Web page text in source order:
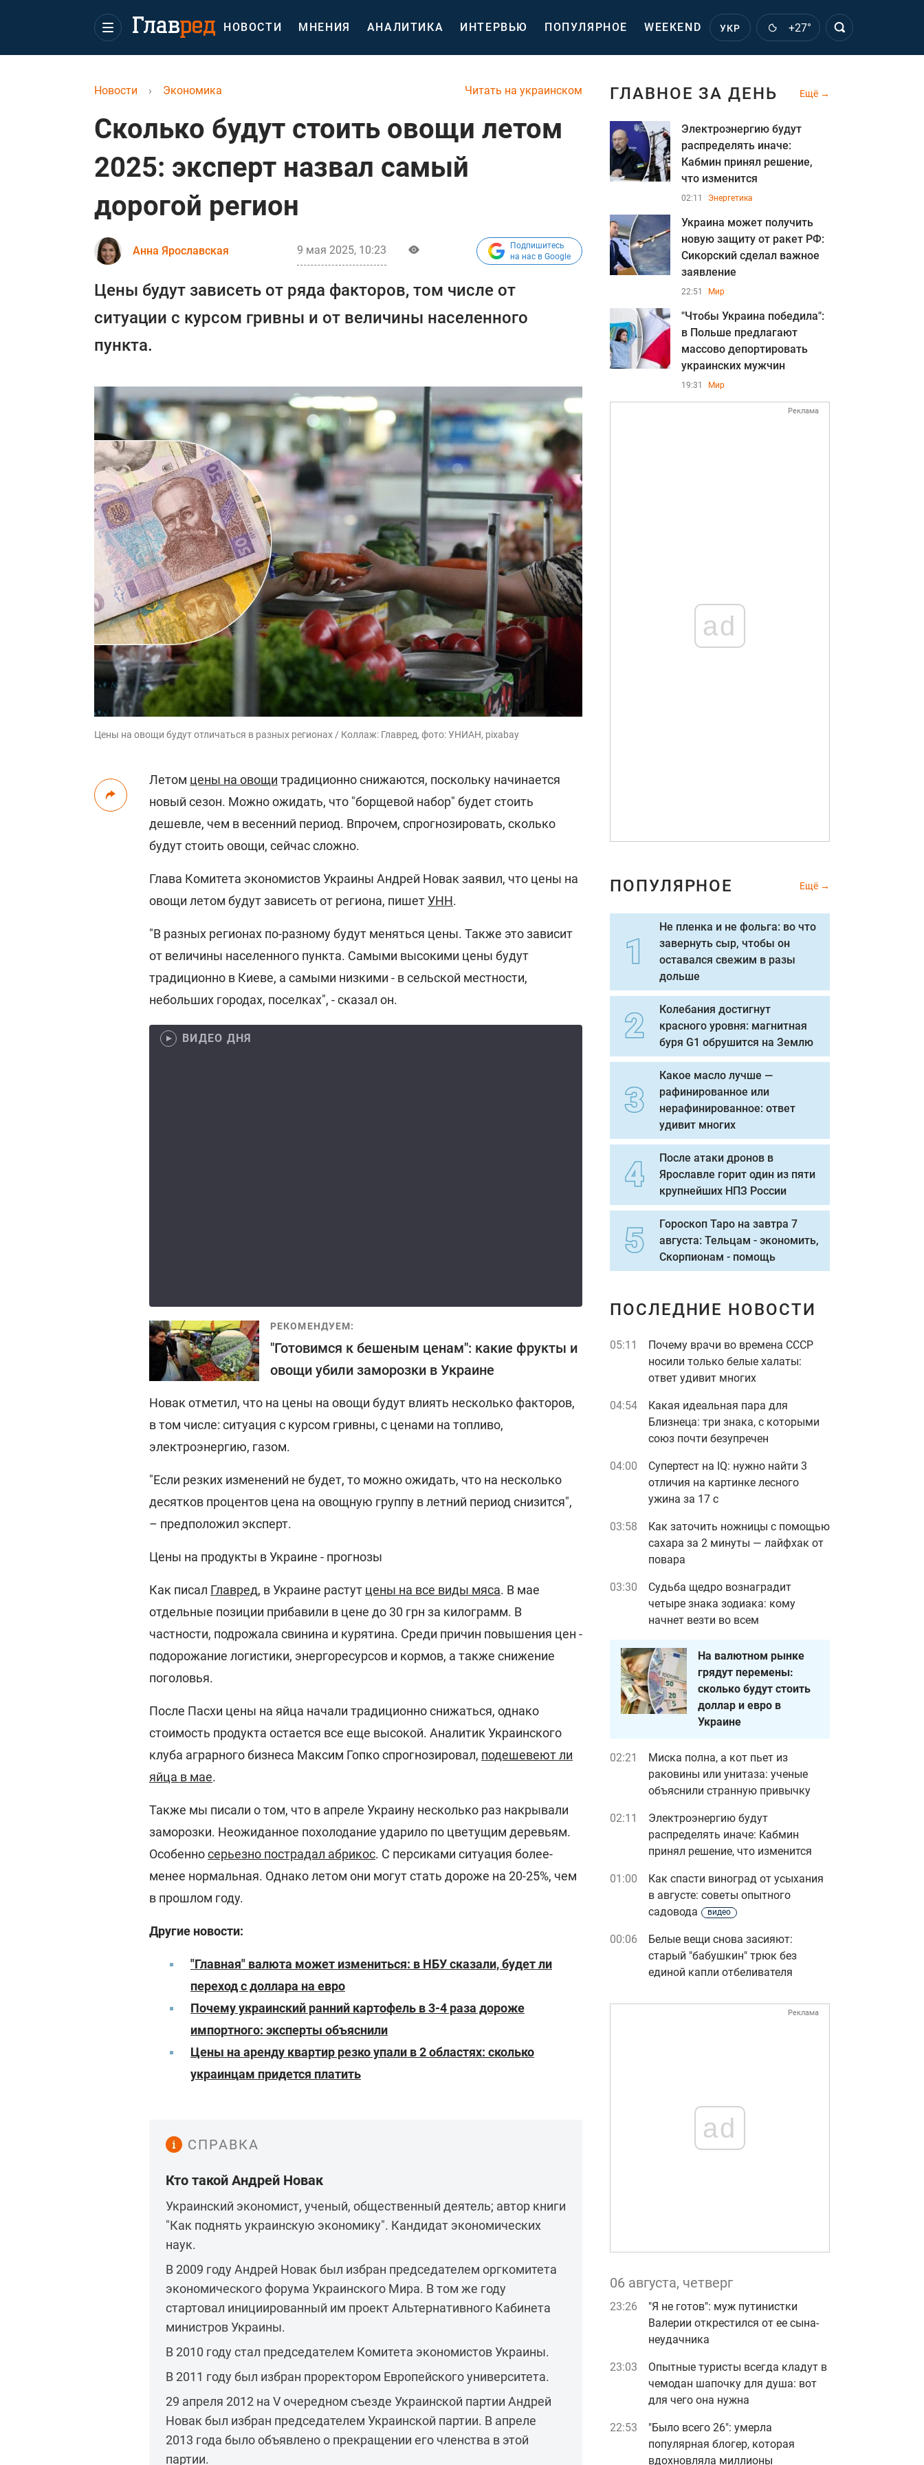
НОВОСТИ МНЕНИЯ АНАЛИТИКА ИНТЕРВЬЮ ПОПУЛЯРНОЕ WEEKEND УКР +27°
Читать на украинском
Новости › Экономика
Сколько будут стоить овощи летом
2025: эксперт назвал самый
дорогой регион
Анна Ярославская 9 мая 2025, 10:23
Подпишитесь
на нас в Google
Цены будут зависеть от ряда факторов, том числе от
ситуации с курсом гривны и от величины населенного
пункта.
Цены на овощи будут отличаться в разных регионах / Коллаж: Главред, фото: УНИАН, pixabay
Летом цены на овощи традиционно снижаются, поскольку начинается
новый сезон. Можно ожидать, что "борщевой набор" будет стоить
дешевле, чем в весенний период. Впрочем, спрогнозировать, сколько
будут стоить овощи, сейчас сложно.
Глава Комитета экономистов Украины Андрей Новак заявил, что цены на
овощи летом будут зависеть от региона, пишетУНН.
"В разных регионах по-разному будут меняться цены. Также это зависит
от величины населенного пункта. Самыми высокими цены будут
традиционно в Киеве, а самыми низкими - в сельской местности,
небольших городах, поселках", - сказал он.
ВИДЕО ДНЯ
РЕКОМЕНДУЕМ:
"Готовимся к бешеным ценам": какие фрукты и
овощи убили заморозки в Украине
Новак отметил, что на цены на овощи будут влиять несколько факторов,
в том числе: ситуация с курсом гривны, с ценами на топливо,
электроэнергию, газом.
"Если резких изменений не будет, то можно ожидать, что на несколько
десятков процентов цена на овощную группу в летний период снизится",
– предположил эксперт.
Цены на продукты в Украине - прогнозы
Как писал Главред, в Украине растут цены на все виды мяса. В мае
отдельные позиции прибавили в цене до 30 грн за килограмм. В
частности, подрожала свинина и курятина. Среди причин повышения цен -
подорожание логистики, энергоресурсов и кормов, а также снижение
поголовья.
После Пасхи цены на яйца начали традиционно снижаться, однако
стоимость продукта остается все еще высокой. Аналитик Украинского
клуба аграрного бизнеса Максим Гопко спрогнозировал, подешевеют ли
яйца в мае.
Также мы писали о том, что в апреле Украину несколько раз накрывали
заморозки. Неожиданное похолодание ударило по цветущим деревьям.
Особенносерьезно пострадал абрикос. С персиками ситуация более-
менее нормальная. Однако летом они могут стать дороже на 20-25%, чем
в прошлом году.
Другие новости:
"Главная" валюта может измениться: в НБУ сказали, будет ли
переход с доллара на евро
Почему украинский ранний картофель в 3-4 раза дороже
импортного: эксперты объяснили
Цены на аренду квартир резко упали в 2 областях: сколько
украинцам придется платить
СПРАВКА
Кто такой Андрей Новак
Украинский экономист, ученый, общественный деятель; автор книги
"Как поднять украинскую экономику". Кандидат экономических
наук.
В 2009 году Андрей Новак был избран председателем оргкомитета
экономического форума Украинского Мира. В том же году
стартовал инициированный им проект Альтернативного Кабинета
министров Украины.
В 2010 году стал председателем Комитета экономистов Украины.
В 2011 году был избран проректором Европейского университета.
29 апреля 2012 на V очередном съезде Украинской партии Андрей
Новак был избран председателем Украинской партии. В апреле
2013 года было объявлено о прекращении его членства в этой
партии.
ГЛАВНОЕ ЗА ДЕНЬ Ещё
Электроэнергию будут
распределять иначе:
Кабмин принял решение,
что изменится
02:11 Энергетика
Украина может получить
новую защиту от ракет РФ:
Сикорский сделал важное
заявление
22:51 Мир
"Чтобы Украина победила":
в Польше предлагают
массово депортировать
украинских мужчин
19:31 Мир
Реклама
ad
ПОПУЛЯРНОЕ Ещё
Не пленка и не фольга: во что
завернуть сыр, чтобы он
оставался свежим в разы
дольше
Колебания достигнут
красного уровня: магнитная
буря G1 обрушится на Землю
Какое масло лучше —
рафинированное или
нерафинированное: ответ
удивит многих
После атаки дронов в
Ярославле горит один из пяти
крупнейших НПЗ России
Гороскоп Таро на завтра 7
августа: Тельцам - экономить,
Скорпионам - помощь
ПОСЛЕДНИЕ НОВОСТИ
05:11
Почему врачи во времена СССР
носили только белые халаты:
ответ удивит многих
04:54
Какая идеальная пара для
Близнеца: три знака, с которыми
союз почти безупречен
04:00
Супертест на IQ: нужно найти 3
отличия на картинке лесного
ужина за 17 с
03:58
Как заточить ножницы с помощью
сахара за 2 минуты — лайфхак от
повара
03:30
Судьба щедро вознаградит
четыре знака зодиака: кому
начнет везти во всем
На валютном рынке
грядут перемены:
сколько будут стоить
доллар и евро в
Украине
02:21
Миска полна, а кот пьет из
раковины или унитаза: ученые
объяснили странную привычку
02:11
Электроэнергию будут
распределять иначе: Кабмин
принял решение, что изменится
01:00
Как спасти виноград от усыхания
в августе: советы опытного
садовода
видео
00:06
Белые вещи снова засияют:
старый "бабушкин" трюк без
единой капли отбеливателя
Реклама
ad
06 августа, четверг
23:26
"Я не готов": муж путинистки
Валерии открестился от ее сына-
неудачника
23:03
Опытные туристы всегда кладут в
чемодан шапочку для душа: вот
для чего она нужна
22:53
"Было всего 26": умерла
популярная блогер, которая
вдохновляла миллионы